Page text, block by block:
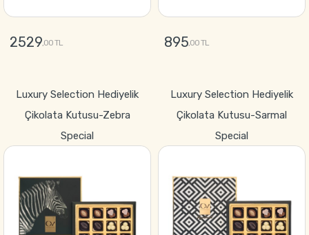
2529,00 TL 895,00 TL
Luxury Selection Hediyelik
Çikolata Kutusu-Zebra
Special
Luxury Selection Hediyelik
Çikolata Kutusu-Sarmal
Special